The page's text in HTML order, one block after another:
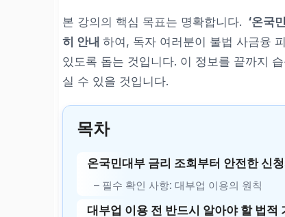
본 강의의 핵심 목표는 명확합니다. ‘온국
히 안내 하여, 독자 여러분이 불법 사금융
있도록 돕는 것입니다. 이 정보를 끝까지
실 수 있을 것입니다.
목차
온국민대부 금리 조회부터 안전한 신
– 필수 확인 사항: 대부업 이용의 원칙
대부업 이용 전 반드시 알아야 할 법적